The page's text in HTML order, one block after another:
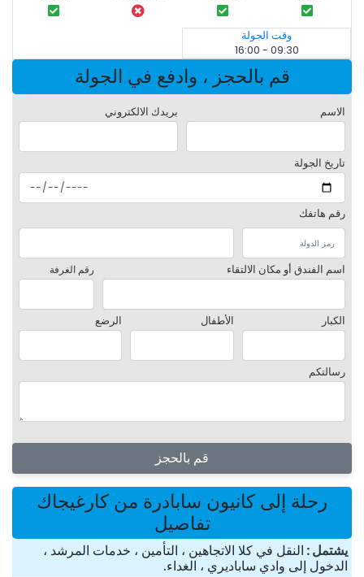
وقت الجولة
09:30 - 16:00
قم بالحجز ، وادفع في الجولة
الاسم بريدك الالكتروني
تاريخ الجولة
رقم هاتفك
اسم الفندق أو مكان الالتقاء رقم الغرفة
الكبار الأطفال الرضع
رسالتكم
قم بالحجز
رحلة إلى كانيون سابادرة من كارغيجاك
تفاصيل
یشتمل النقل في كلا الاتجاهين ، التأمين ، خدمات المرشد ،
الدخول إلى وادي ساباديري ، الغداء.